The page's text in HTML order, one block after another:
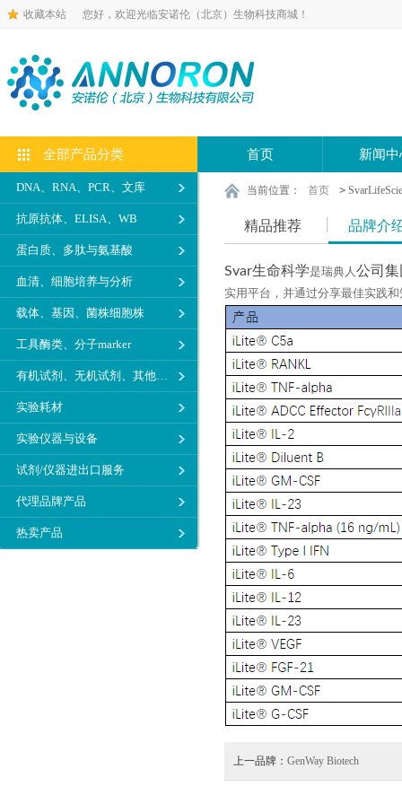
收藏本站 您好，欢迎光临安诺伦（北京）生物科技商城！
全部产品分类
DNA、RNA、PCR、文库
抗原抗体、ELISA、WB
蛋白质、多肽与氨基酸
血清、细胞培养与分析
载体、基因、菌株细胞株
工具酶类、分子marker
有机试剂、无机试剂、其他生化试剂
实验耗材
实验仪器与设备
试剂/仪器进出口服务
代理品牌产品
热卖产品
首页 新闻中
当前位置： 首页 >
精品推荐 品牌介
Svar生命科学是瑞典人公司集
实用平台，并通过分享最佳实践
上一品牌： GenWay Biotech